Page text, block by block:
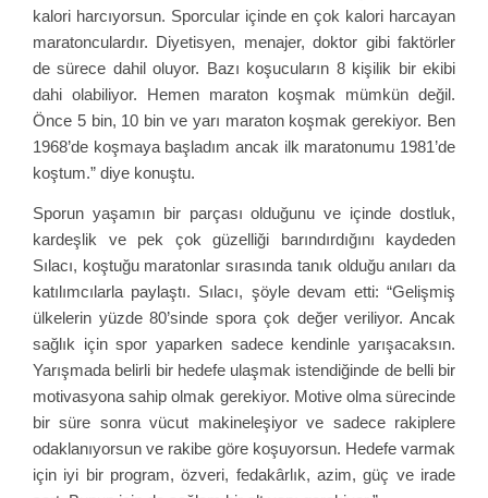
kalori harcıyorsun. Sporcular içinde en çok kalori harcayan
maratonculardır. Diyetisyen, menajer, doktor gibi faktörler
de sürece dahil oluyor. Bazı koşucuların 8 kişilik bir ekibi
dahi olabiliyor. Hemen maraton koşmak mümkün değil.
Önce 5 bin, 10 bin ve yarı maraton koşmak gerekiyor. Ben
1968’de koşmaya başladım ancak ilk maratonumu 1981’de
koştum.” diye konuştu.
Sporun yaşamın bir parçası olduğunu ve içinde dostluk,
kardeşlik ve pek çok güzelliği barındırdığını kaydeden
Sılacı, koştuğu maratonlar sırasında tanık olduğu anıları da
katılımcılarla paylaştı. Sılacı, şöyle devam etti: “Gelişmiş
ülkelerin yüzde 80’sinde spora çok değer veriliyor. Ancak
sağlık için spor yaparken sadece kendinle yarışacaksın.
Yarışmada belirli bir hedefe ulaşmak istendiğinde de belli bir
motivasyona sahip olmak gerekiyor. Motive olma sürecinde
bir süre sonra vücut makineleşiyor ve sadece rakiplere
odaklanıyorsun ve rakibe göre koşuyorsun. Hedefe varmak
için iyi bir program, özveri, fedakârlık, azim, güç ve irade